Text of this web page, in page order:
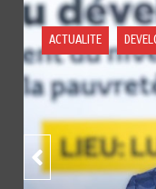
août 6, 2026 3
6
TOGO : Bon
tourisme
août 6, 2026 4
RODRI AU
révélations
POLITIQUE